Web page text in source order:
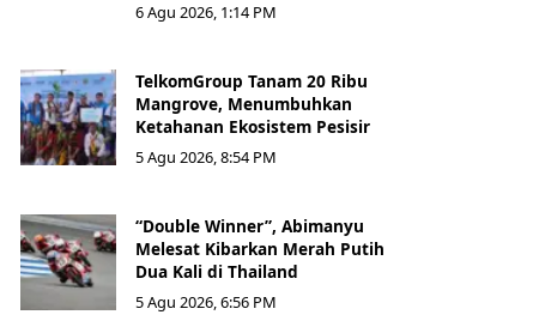
6 Agu 2026, 1:14 PM
TelkomGroup Tanam 20 Ribu
Mangrove, Menumbuhkan
Ketahanan Ekosistem Pesisir
5 Agu 2026, 8:54 PM
“Double Winner”, Abimanyu
Melesat Kibarkan Merah Putih
Dua Kali di Thailand
5 Agu 2026, 6:56 PM